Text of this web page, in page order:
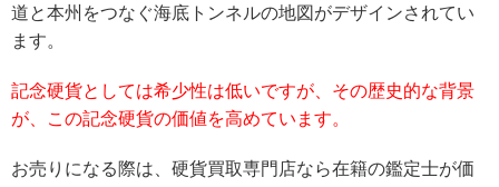
道と本州をつなぐ海底トンネルの地図がデザインされてい
ます。
記念硬貨としては希少性は低いですが、その歴史的な背景
が、この記念硬貨の価値を高めています。
お売りになる際は、硬貨買取専門店なら在籍の鑑定士が価